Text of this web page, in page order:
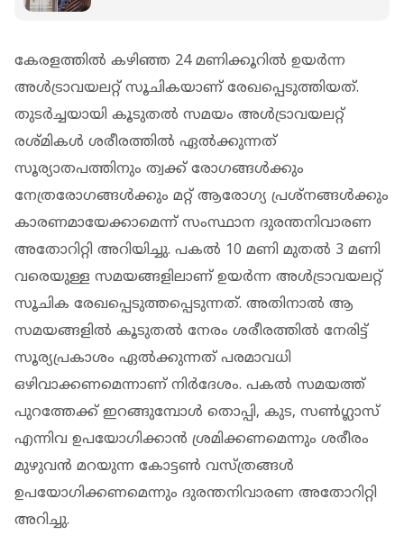
കേരളത്തിൽ കഴിഞ്ഞ 24 മണിക്കൂറിൽ ഉയർന്ന
അൾട്രാവയലറ്റ് സൂചികയാണ് രേഖപ്പെടുത്തിയത്.
തുടർച്ചയായി കൂടുതൽ സമയം അൾട്രാവയലറ്റ്
രശ്മികൾ ശരീരത്തിൽ ഏൽക്കുന്നത്
സൂര്യാതപത്തിനും ത്വക്ക് രോഗങ്ങൾക്കും
നേത്രരോഗങ്ങൾക്കും മറ്റ് ആരോഗ്യ പ്രശ്നങ്ങൾക്കും
കാരണമായേക്കാമെന്ന് സംസ്ഥാന ദുരന്തനിവാരണ
അതോറിറ്റി അറിയിച്ചു. പകൽ 10 മണി മുതൽ 3 മണി
വരെയുള്ള സമയങ്ങളിലാണ് ഉയർന്ന അൾട്രാവയലറ്റ്
സൂചിക രേഖപ്പെടുത്തപ്പെടുന്നത്. അതിനാൽ ആ
സമയങ്ങളിൽ കൂടുതൽ നേരം ശരീരത്തിൽ നേരിട്ട്
സൂര്യപ്രകാശം ഏൽക്കുന്നത് പരമാവധി
ഒഴിവാക്കണമെന്നാണ് നിർദേശം. പകൽ സമയത്ത്
പുറത്തേക്ക് ഇറങ്ങുമ്പോൾ തൊപ്പി, കുട, സൺഗ്ലാസ്
എന്നിവ ഉപയോഗിക്കാൻ ശ്രമിക്കണമെന്നും ശരീരം
മുഴുവൻ മറയുന്ന കോട്ടൺ വസ്ത്രങ്ങൾ
ഉപയോഗിക്കണമെന്നും ദുരന്തനിവാരണ അതോറിറ്റി
അറിച്ചു.